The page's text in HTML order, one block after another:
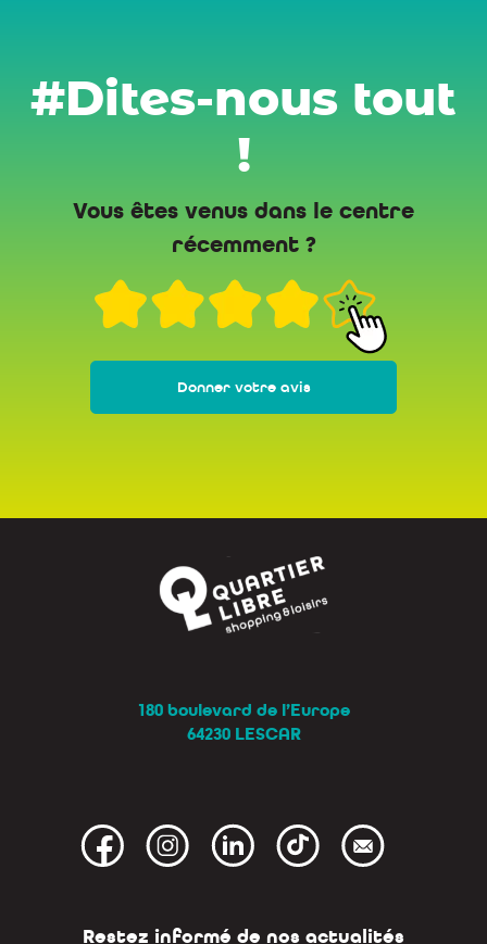
#Dites-nous tout
!
Vous êtes venus dans le centre
récemment ?
Donner votre avis
180 boulevard de l’Europe
64230 LESCAR
Restez informé de nos actualités